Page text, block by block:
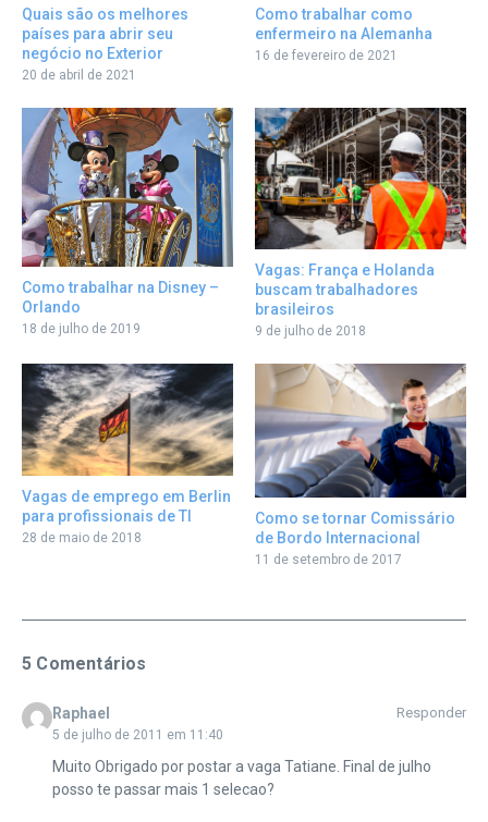
Quais são os melhores
países para abrir seu
negócio no Exterior
20 de abril de 2021
Como trabalhar como
enfermeiro na Alemanha
16 de fevereiro de 2021
Como trabalhar na Disney –
Orlando
18 de julho de 2019
Vagas: França e Holanda
buscam trabalhadores
brasileiros
9 de julho de 2018
Vagas de emprego em Berlin
para profissionais de TI
28 de maio de 2018
Como se tornar Comissário
de Bordo Internacional
11 de setembro de 2017
5 Comentários
Raphael
5 de julho de 2011 em 11:40
Responder
Muito Obrigado por postar a vaga Tatiane. Final de julho
posso te passar mais 1 selecao?